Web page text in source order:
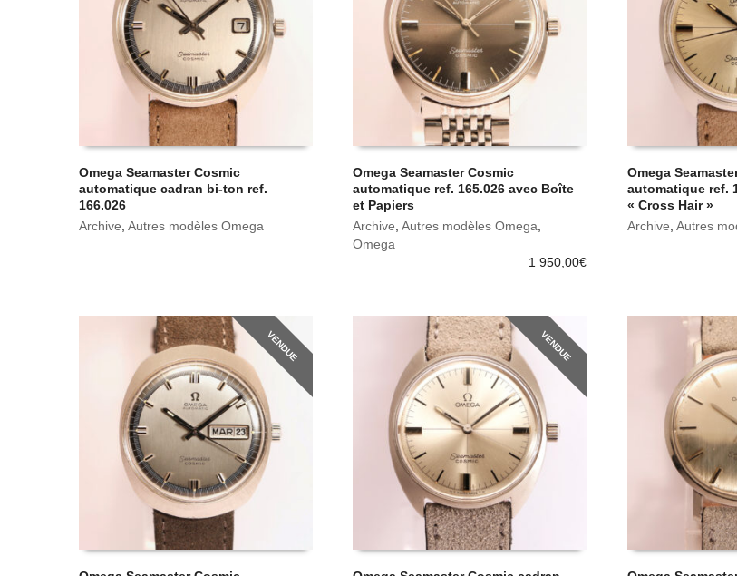
Omega Seamaster Cosmic
automatique cadran bi-ton ref.
166.026
Archive Autres modèles Omega
Omega Seamaster Cosmic
automatique ref. 165.026 avec Boîte
et Papiers
Archive ,Autres modèles Omega
Omega
1 950,00€
Omega
automatique ref.
« Cross Hair »
Archive Autres
VENDUE VENDUE